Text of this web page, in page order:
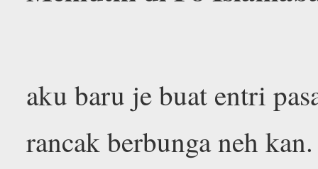
aku baru je buat entri
rancak berbunga neh